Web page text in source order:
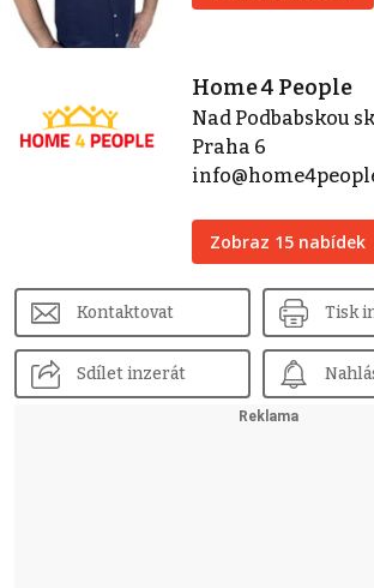
Home 4 People
Nad Podbabskou
Praha 6
Zobraz 15 nabídek
Kontaktovat Tisk
Sdílet inzerát